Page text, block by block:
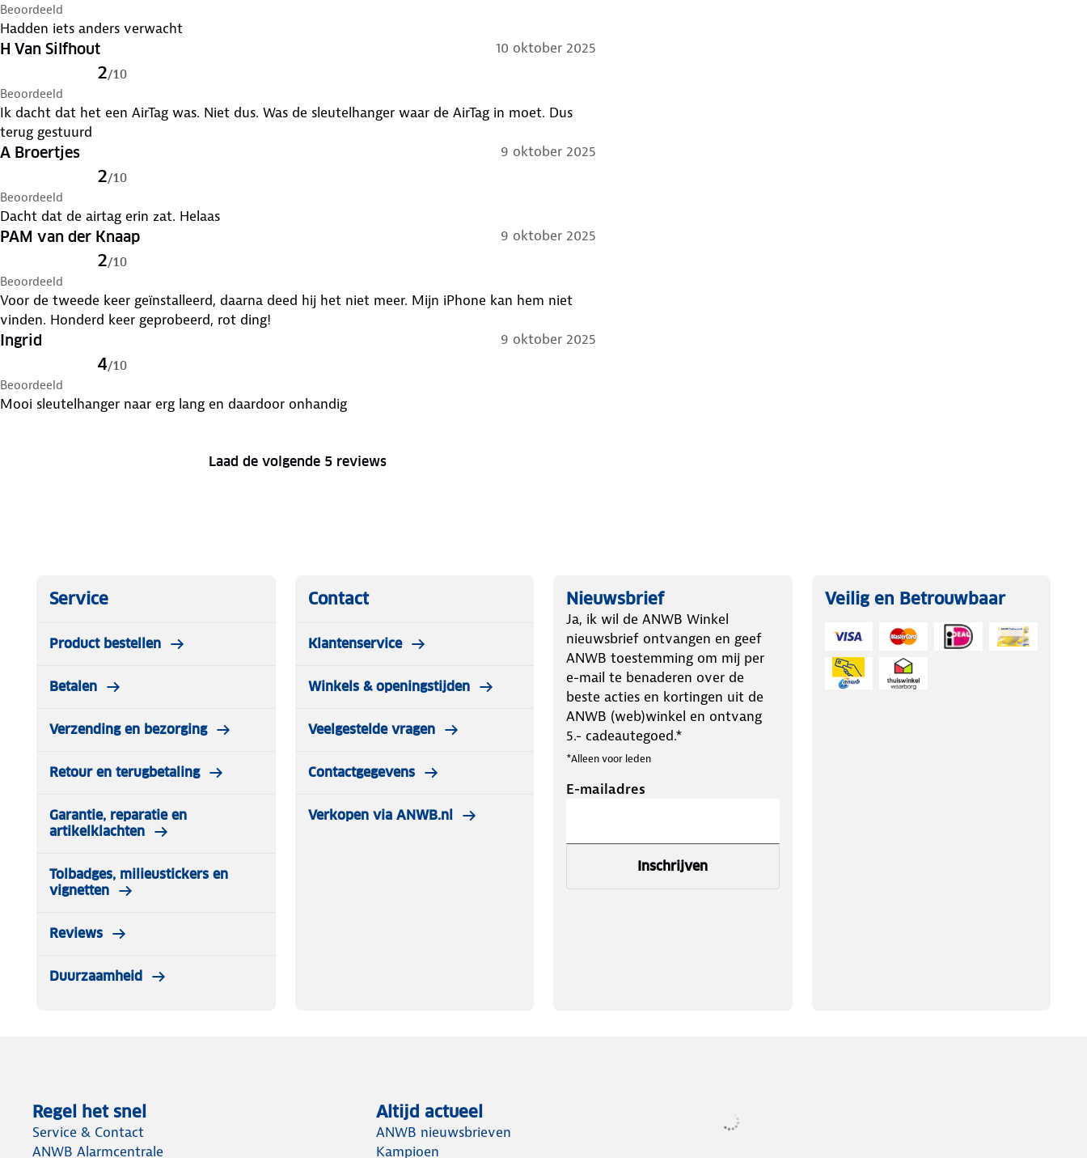
Beoordeeld
Hadden iets anders verwacht
H Van Silfhout 10 oktober 2025
2/10
Beoordeeld
Ik dacht dat het een AirTag was. Niet dus. Was de sleutelhanger waar de AirTag in moet. Dus
terug gestuurd
A Broertjes 9 oktober 2025
2/10
Beoordeeld
Dacht dat de airtag erin zat. Helaas
PAM van der Knaap 9 oktober 2025
2/10
Beoordeeld
Voor de tweede keer geïnstalleerd, daarna deed hij het niet meer. Mijn iPhone kan hem niet
vinden. Honderd keer geprobeerd, rot ding!
Ingrid 9 oktober 2025
4/10
Beoordeeld
Mooi sleutelhanger naar erg lang en daardoor onhandig
Laad de volgende 5 reviews
Service
Product bestellen
Betalen
Verzending en bezorging
Retour en terugbetaling
Garantie, reparatie en
artikelklachten
Tolbadges, milieustickers en
vignetten
Reviews
Duurzaamheid
Contact
Klantenservice
Winkels & openingstijden
Veelgestelde vragen
Contactgegevens
Verkopen via ANWB.nl
Nieuwsbrief
Ja, ik wil de ANWB Winkel
nieuwsbrief ontvangen en geef
ANWB toestemming om mij per
e-mail te benaderen over de
beste acties en kortingen uit de
ANWB (web)winkel en ontvang
5.- cadeautegoed.*
*Alleen voor leden
E-mailadres
Inschrijven
Veilig en Betrouwbaar
Regel het snel
Service & Contact
ANWB Alarmcentrale
Altijd actueel
ANWB nieuwsbrieven
Kampioen